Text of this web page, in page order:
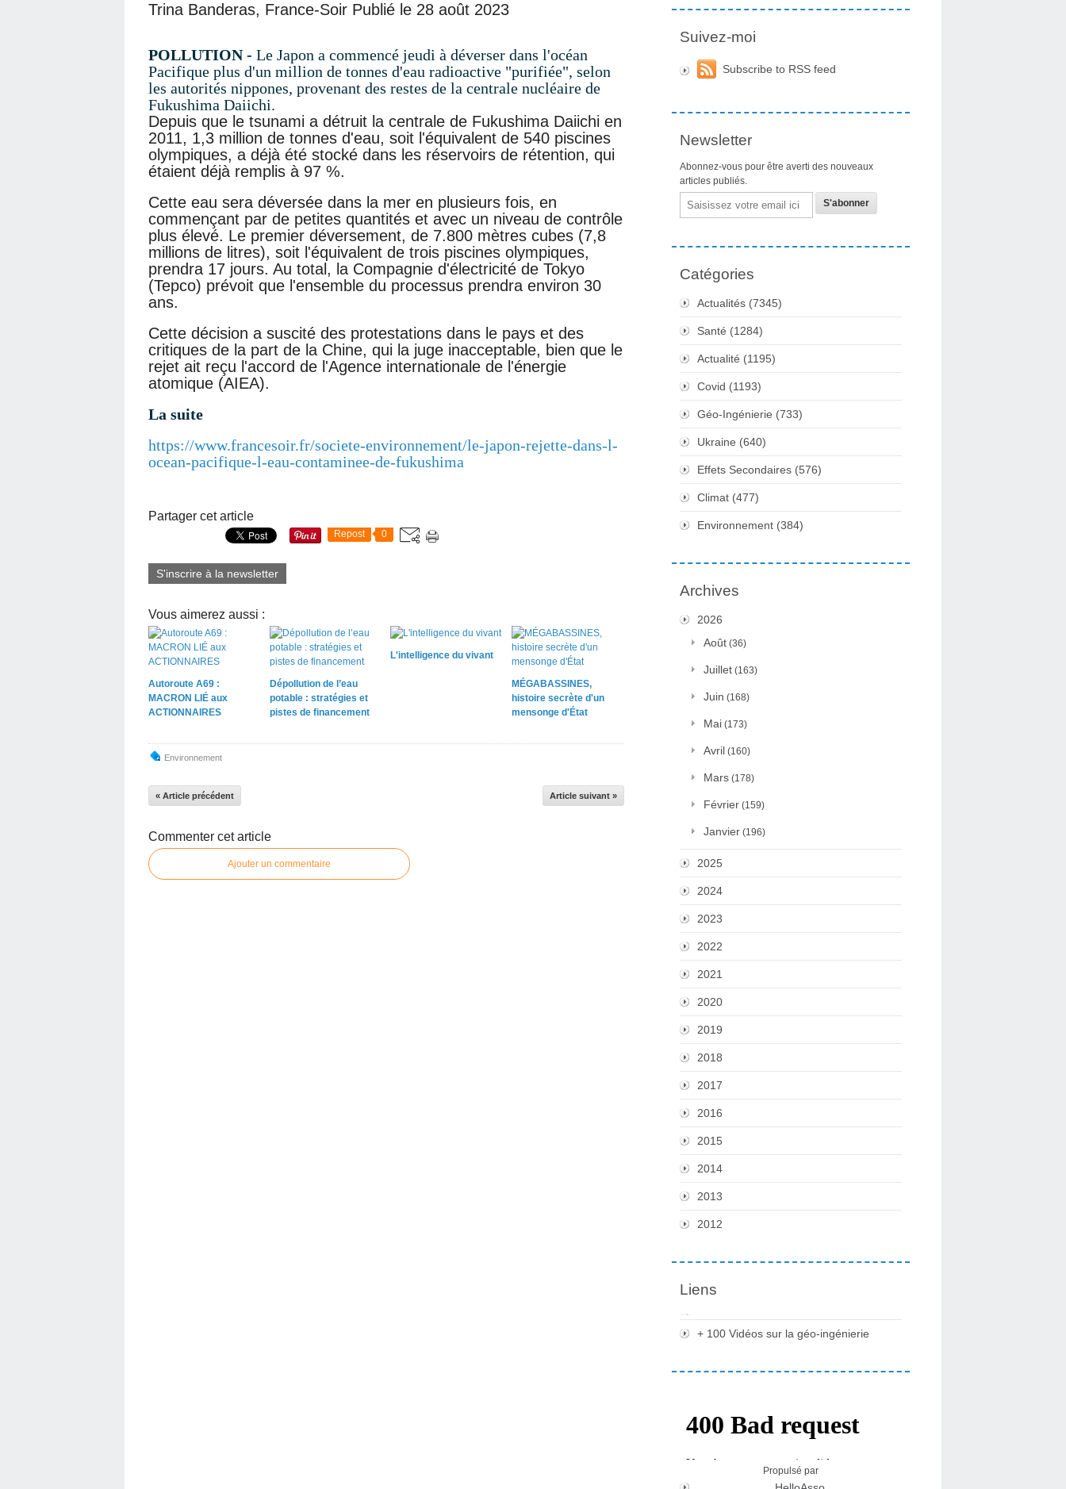
Trina Banderas, France-Soir Publié le 28 août 2023
POLLUTION - Le Japon a commencé jeudi à déverser dans l'océan
Pacifique plus d'un million de tonnes d'eau radioactive "purifiée", selon
les autorités nippones, provenant des restes de la centrale nucléaire de
Fukushima Daiichi.
Depuis que le tsunami a détruit la centrale de Fukushima Daiichi en
2011, 1,3 million de tonnes d'eau, soit l'équivalent de 540 piscines
olympiques, a déjà été stocké dans les réservoirs de rétention, qui
étaient déjà remplis à 97 %.
Cette eau sera déversée dans la mer en plusieurs fois, en
commençant par de petites quantités et avec un niveau de contrôle
plus élevé. Le premier déversement, de 7.800 mètres cubes (7,8
millions de litres), soit l'équivalent de trois piscines olympiques,
prendra 17 jours. Au total, la Compagnie d'électricité de Tokyo
(Tepco) prévoit que l'ensemble du processus prendra environ 30
ans.
Cette décision a suscité des protestations dans le pays et des
critiques de la part de la Chine, qui la juge inacceptable, bien que le
rejet ait reçu l'accord de l'Agence internationale de l'énergie
atomique (AIEA).
La suite
https://www.francesoir.fr/societe-environnement/le-japon-rejette-dans-l-
ocean-pacifique-l-eau-contaminee-de-fukushima
Partager cet article
Repost 0
S'inscrire à la newsletter
Vous aimerez aussi :
Autoroute A69 :
MACRON LIÉ aux
ACTIONNAIRES
Dépollution de l’eau
potable : stratégies et
pistes de financement
L'intelligence du vivant
MÉGABASSINES,
histoire secrète d'un
mensonge d'État
Environnement
« Article précédent Article suivant »
Commenter cet article
Ajouter un commentaire
Suivez-moi
Subscribe to RSS feed
Newsletter
Abonnez-vous pour être averti des nouveaux
articles publiés.
Email
Catégories
Actualités (7345)
Santé (1284)
Actualité (1195)
Covid (1193)
Géo-Ingénierie (733)
Ukraine (640)
Effets Secondaires (576)
Climat (477)
Environnement (384)
Archives
2026
Août (36)
Juillet (163)
Juin (168)
Mai (173)
Avril (160)
Mars (178)
Février (159)
Janvier (196)
2025
2024
2023
2022
2021
2020
2019
2018
2017
2016
2015
2014
2013
2012
Liens
+ 100 Vidéos sur la géo-ingénierie
Propulsé par